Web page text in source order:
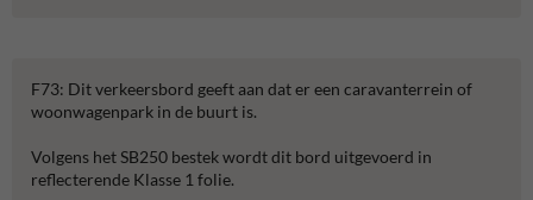
F73: Dit verkeersbord geeft aan dat er een caravanterrein of
woonwagenpark in de buurt is.
Volgens het SB250 bestek wordt dit bord uitgevoerd in
reflecterende Klasse 1 folie.